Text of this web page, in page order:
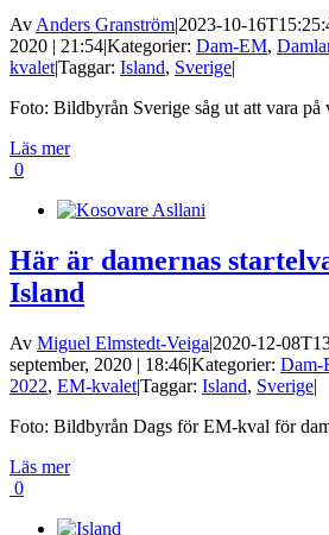
Av Anders Granström|2023-10-
2020 | 21:54|Kategorier: Dam-EM,
kvalet|Taggar: Island, Sverige|
Foto: Bildbyrån Sverige såg ut att vara på
Läs mer
0
Här är damernas
Island
Av Miguel Elmstedt-Veiga|2020-12-
september, 2020 | 18:46|Kategorier: Dam-
2022, EM-kvalet|Taggar: Island, Sverige|
Foto: Bildbyrån Dags för EM-kval för
Läs mer
0